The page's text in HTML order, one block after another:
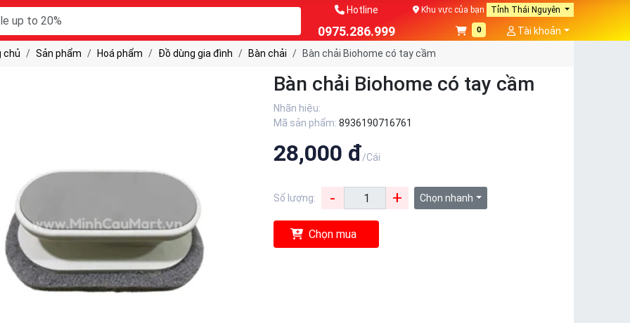
Hotline
0975.286.999
Khu vực của bạn Tỉnh Thái Nguyên
0 Tài khoản
chủ Sản phẩm Hoá phẩm Đồ dùng gia đình Bàn chải Bàn chải Biohome có tay cầm
Bàn chải Biohome có tay cầm
Nhãn hiệu:
Mã sản phẩm: 8936190716761
28,000 đ/Cái
Số lượng: - + Chọn nhanh
Chọn mua